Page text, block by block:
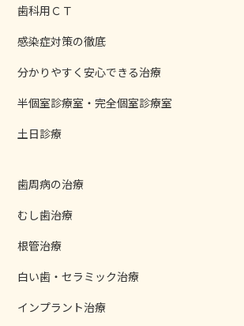
歯科用ＣＴ
感染症対策の徹底
分かりやすく安心できる治療
半個室診療室・完全個室診療室
土日診療
歯周病の治療
むし歯治療
根管治療
白い歯・セラミック治療
インプラント治療